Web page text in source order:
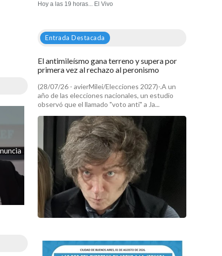
Hoy a las 19 horas... El Vivo
Entrada Destacada
El antimileísmo gana terreno y supera por
primera vez al rechazo al peronismo
(28/07/26 - avierMilei/Elecciones 2027)-.A un
año de las elecciones nacionales, un estudio
observó que el llamado "voto anti" a Ja...